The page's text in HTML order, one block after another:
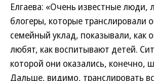
Елгаева: «Очень известные люди,
блогеры, которые транслировали
семейный уклад, показывали, как
любят, как воспитывают детей.
которой они оказались, конечно,
Дальше, видимо, транслировать